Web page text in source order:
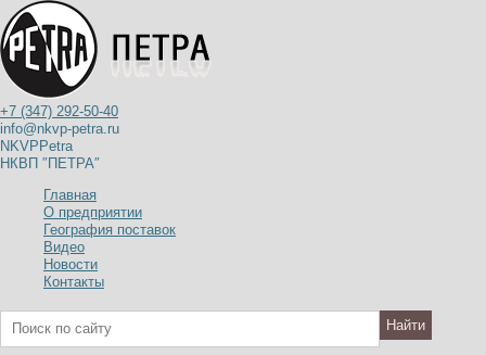
+7 (347) 292-50-40
info@nkvp-petra.ru
NKVPPetra
НКВП ″ПЕТРА″
Главная
О предприятии
География поставок
Видео
Новости
Контакты